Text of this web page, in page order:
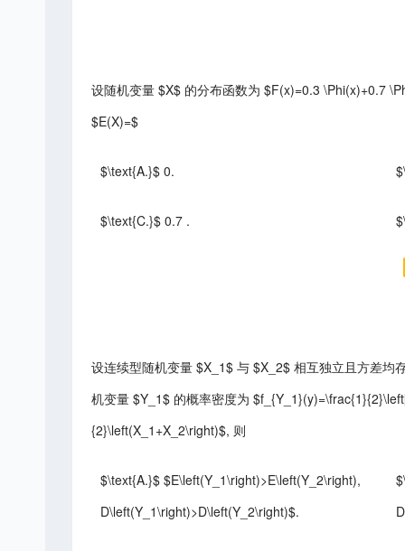
设随机变量 $X$ 的分布函数为 $F(x)=0.3 \Phi(x)+0.7
$E(X)=$
$\text{A.}$ 0.
$\text{C.}$ 0.7 .
设连续型随机变量 $X_1$ 与 $X_2$ 相互独立且方差
机变量 $Y_1$ 的概率密度为
{2}\left(X_1+X_2\right)$, 则
$\text{A.}$ $E\left(Y_1\right)>E\left(Y_2\right),
D\left(Y_1\right)>D\left(Y_2\right)$.